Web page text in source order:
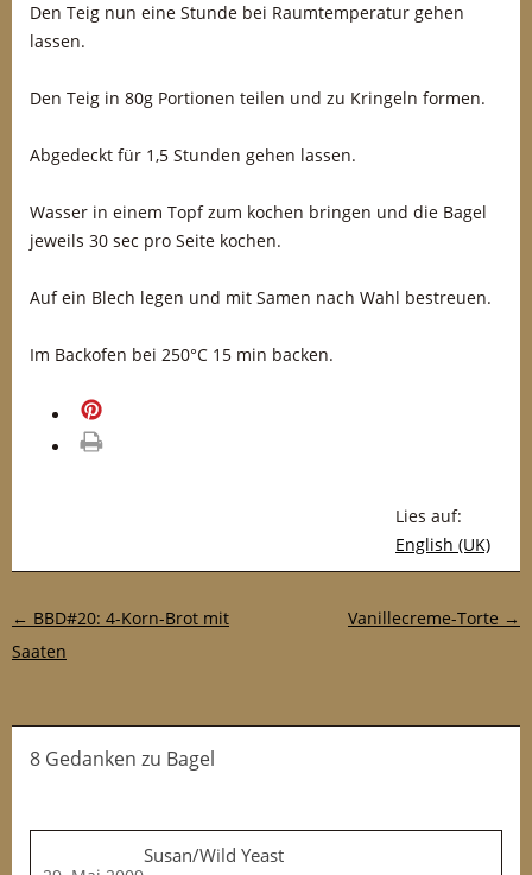
Den Teig nun eine Stunde bei Raumtemperatur gehen
lassen.
Den Teig in 80g Portionen teilen und zu Kringeln formen.
Abgedeckt für 1,5 Stunden gehen lassen.
Wasser in einem Topf zum kochen bringen und die Bagel
jeweils 30 sec pro Seite kochen.
Auf ein Blech legen und mit Samen nach Wahl bestreuen.
Im Backofen bei 250°C 15 min backen.
Lies auf:
English (UK)
Post-Navigation
← BBD#20: 4-Korn-Brot mit
Saaten
Vanillecreme-Torte →
8 Gedanken zu Bagel
Susan/Wild Yeast